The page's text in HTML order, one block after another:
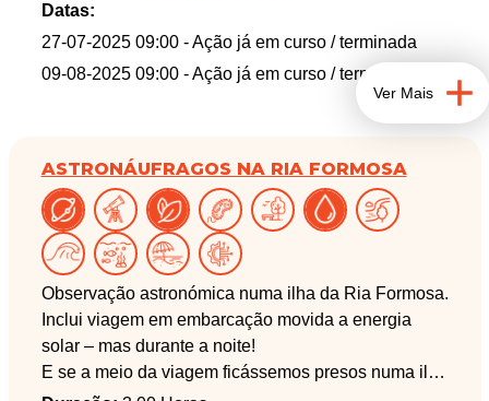
Datas:
27-07-2025 09:00 - Ação já em curso / terminada
09-08-2025 09:00 - Ação já em curso / terminada
Ver Mais
ASTRONÁUFRAGOS NA RIA FORMOSA
Observação astronómica numa ilha da Ria Formosa.
Inclui viagem em embarcação movida a energia
solar – mas durante a noite!
E se a meio da viagem ficássemos presos numa ilha